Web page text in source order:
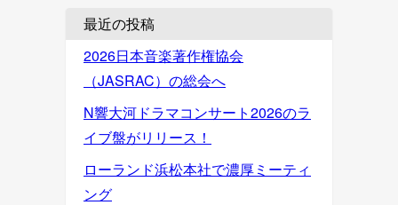
最近の投稿
2026日本音楽著作権協会
（JASRAC）の総会へ
N響大河ドラマコンサート2026のラ
イブ盤がリリース！
ローランド浜松本社で濃厚ミーティ
ング